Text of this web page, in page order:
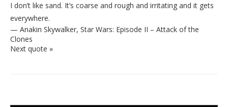
I don’t like sand. It’s coarse and rough and irritating and it gets
everywhere.
— Anakin Skywalker, Star Wars: Episode II – Attack of the
Clones
Next quote »